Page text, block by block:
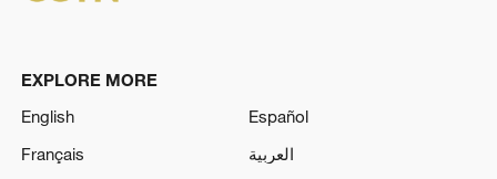
EXPLORE MORE
English
Español
Français
العربية